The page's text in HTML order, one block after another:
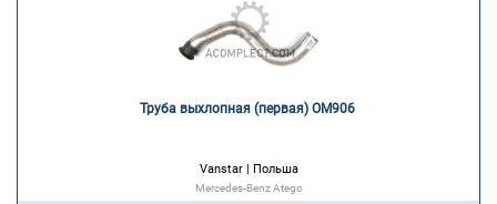
Труба выхлопная (первая) OM906
Vanstar | Польша
Mercedes-Benz Atego